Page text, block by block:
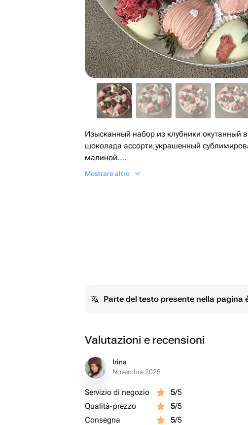
Изысканный набор из клубники окутанный
шоколада ассорти,украшенный
малиной.
Этот нежный и утонченный набор идеально
Mostrare altro
Parte del testo presente nella
Valutazioni e recensioni
Irina
Novembre 2025
Servizio di negozio 5/5
Qualità-prezzo
5/5
Consegna
5/5